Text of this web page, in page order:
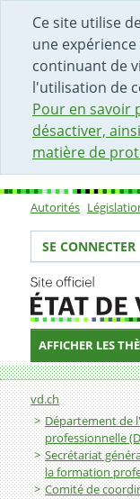
Ce site utilise
une
continuant de
l'utilisation de
Pour en savoir
désactiver,
matière de
DÉBUT DU
ACCÈS AU
PAGE D'ACCUEIL
FORMULAIRE
Sous-
Autorités
Votre
SE CONNECTER
AFFICHER LES
Fil
vd.ch
Département de
professionnelle
Secrétariat
la formation
Comité de
Missions du CCR